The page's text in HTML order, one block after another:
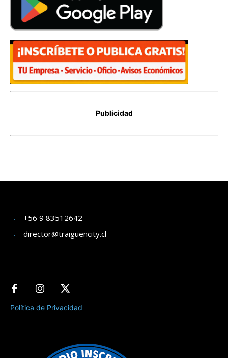
+56 9 83512642
director@traiguencity.cl
Política de Privacidad